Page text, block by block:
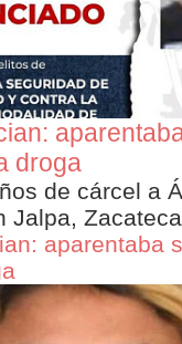
droga
de cárcel a
Jalpa,
aparentaba